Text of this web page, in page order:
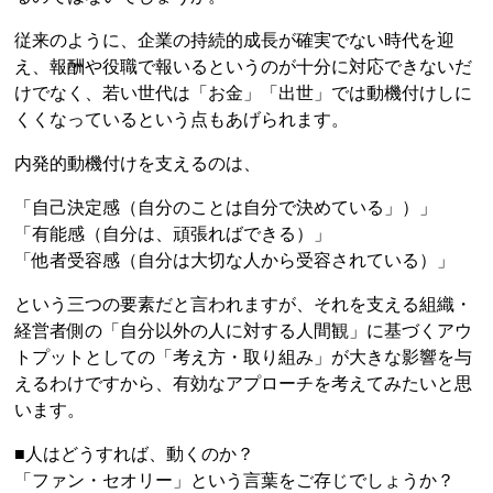
従来のように、企業の持続的成長が確実でない時代を迎
え、報酬や役職で報いるというのが十分に対応できないだ
けでなく、若い世代は「お金」「出世」では動機付けしに
くくなっているという点もあげられます。
内発的動機付けを支えるのは、
「自己決定感（自分のことは自分で決めている」）」
「有能感（自分は、頑張ればできる）」
「他者受容感（自分は大切な人から受容されている）」
という三つの要素だと言われますが、それを支える組織・
経営者側の「自分以外の人に対する人間観」に基づくアウ
トプットとしての「考え方・取り組み」が大きな影響を与
えるわけですから、有効なアプローチを考えてみたいと思
います。
■人はどうすれば、動くのか？
「ファン・セオリー」という言葉をご存じでしょうか？